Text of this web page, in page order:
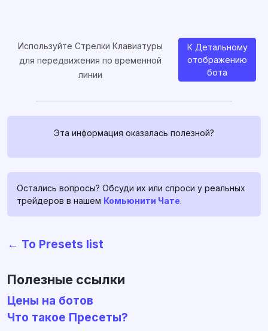
Используйте Стрелки Клавиатуры
для передвижения по временной
линии
К Детальному
отображению
бота
Эта информация оказалась полезной?
Остались вопросы? Обсуди их или спроси у реальных
трейдеров в нашем Комьюнити Чате.
← To Presets list
Полезные ссылки
Цены на ботов
Что такое Пресеты?
Связаться с нами
Если у вас есть какие-либо
profitage_support_bot
24/7, и всегда готова помочь и
развеять ваши сомнения и